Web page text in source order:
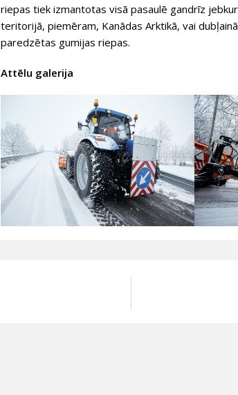
riepas tiek izmantotas visā pasaulē gandrīz
teritorijā, piemēram, Kanādas Arktikā, vai
paredzētas gumijas riepas.
Attēlu galerija